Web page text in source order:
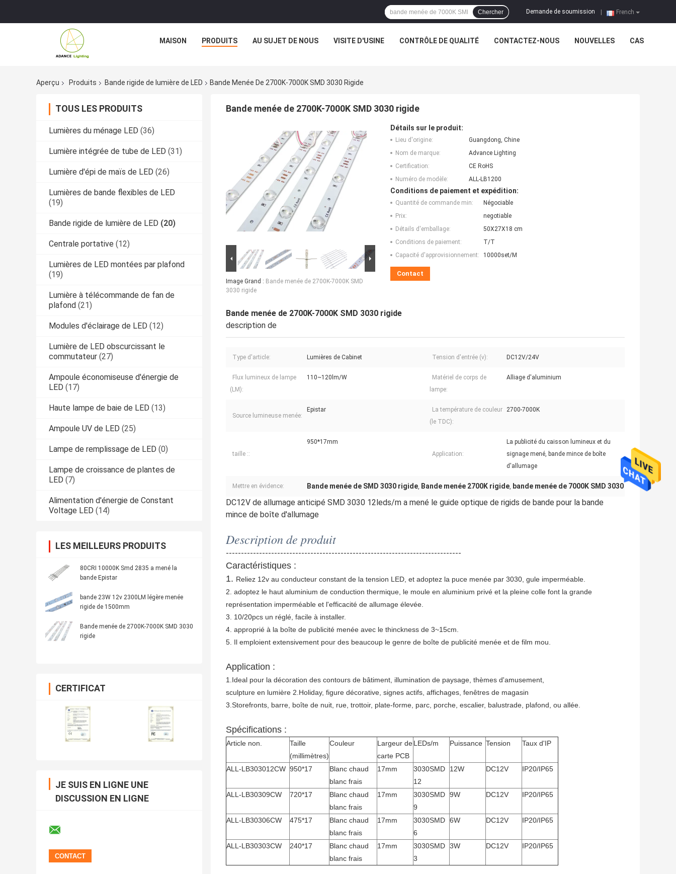
French
Demande de soumission
Chercher
MAISON PRODUITS AU SUJET DE NOUS VISITE D'USINE CONTRÔLE DE QUALITÉ CONTACTEZ-NOUS NOUVELLES CAS
Aperçu Produits Bande rigide de lumière de LED Bande Menée De 2700K-7000K SMD 3030 Rigide
TOUS LES PRODUITS
Lumières du ménage LED (36)
Lumière intégrée de tube de LED (31)
Lumière d'épi de maïs de LED (26)
Lumières de bande flexibles de LED
(19)
Bande rigide de lumière de LED (20)
Centrale portative (12)
Lumières de LED montées par plafond
(19)
Lumière à télécommande de fan de
plafond (21)
Modules d'éclairage de LED (12)
Lumière de LED obscurcissant le
commutateur (27)
Ampoule économiseuse d'énergie de
LED (17)
Haute lampe de baie de LED (13)
Ampoule UV de LED (25)
Lampe de remplissage de LED (0)
Lampe de croissance de plantes de
LED (7)
Alimentation d'énergie de Constant
Voltage LED (14)
LES MEILLEURS PRODUITS
80CRI 10000K Smd 2835 a mené la
bande Epistar
bande 23W 12v 2300LM légère menée
rigide de 1500mm
Bande menée de 2700K-7000K SMD 3030
rigide
CERTIFICAT
JE SUIS EN LIGNE UNE
DISCUSSION EN LIGNE
Bande menée de 2700K-7000K SMD 3030 rigide
Image Grand : Bande menée de 2700K-7000K SMD
3030 rigide
Détails sur le produit:
Lieu d'origine:
Guangdong, Chine
Nom de marque:
Advance Lighting
Certification:
CE RoHS
Numéro de modèle:
ALL-LB1200
Conditions de paiement et expédition:
Quantité de commande min:
Négociable
Prix:
negotiable
Détails d'emballage:
50X27X18 cm
Conditions de paiement:
T/T
Capacité d'approvisionnement:
10000set/M
Contact
Bande menée de 2700K-7000K SMD 3030 rigide
description de
Type d'article: Lumières de Cabinet Tension d'entrée (v): DC12V/24V
Flux lumineux de lampe
(LM):
110~120lm/W
Matériel de corps de
lampe:
Alliage d'aluminium
Source lumineuse menée:
Epistar
La température de couleur
(le TDC):
2700-7000K
taille ::
950*17mm
Application:
La publicité du caisson lumineux et du
signage mené, bande mince de boîte
d'allumage
Mettre en évidence: Bande menée de SMD 3030 rigide, Bande menée 2700K rigide, bande menée de 7000K SMD 3030
DC12V de allumage anticipé SMD 3030 12leds/m a mené le guide optique de rigids de bande pour la bande
mince de boîte d'allumage
Description de produit
------------------------------------------------------------------------------
Caractéristiques :
1. Reliez 12v au conducteur constant de la tension LED, et adoptez la puce menée par 3030, gule imperméable.
2. adoptez le haut aluminium de conduction thermique, le moule en aluminium privé et la pleine colle font la grande
représentation imperméable et l'efficacité de allumage élevée.
3. 10/20pcs un réglé, facile à installer.
4. approprié à la boîte de publicité menée avec le thinckness de 3~15cm.
5. Il emploient extensivement pour des beaucoup le genre de boîte de publicité menée et de film mou.
Application :
1.Ideal pour la décoration des contours de bâtiment, illumination de paysage, thèmes d'amusement,
sculpture en lumière 2.Holiday, figure décorative, signes actifs, affichages, fenêtres de magasin
3.Storefronts, barre, boîte de nuit, rue, trottoir, plate-forme, parc, porche, escalier, balustrade, plafond, ou allée.
Spécifications :
Article non.
Taille
(millimètres)
Couleur
Largeur de
carte PCB
LEDs/m Puissance Tension Taux d'IP
ALL-LB303012CW 950*17
Blanc chaud
blanc frais
17mm
3030SMD
12
12W DC12V IP20/IP65
ALL-LB30309CW 720*17
Blanc chaud
blanc frais
17mm
3030SMD
9
9W DC12V IP20/IP65
ALL-LB30306CW 475*17
Blanc chaud
blanc frais
17mm
3030SMD
6
6W DC12V IP20/IP65
ALL-LB30303CW 240*17
Blanc chaud
blanc frais
17mm
3030SMD
3
3W DC12V IP20/IP65